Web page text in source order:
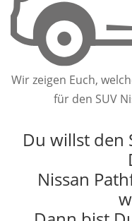
Wir zeigen Euch,
für den SUV
Du willst den
Nissan